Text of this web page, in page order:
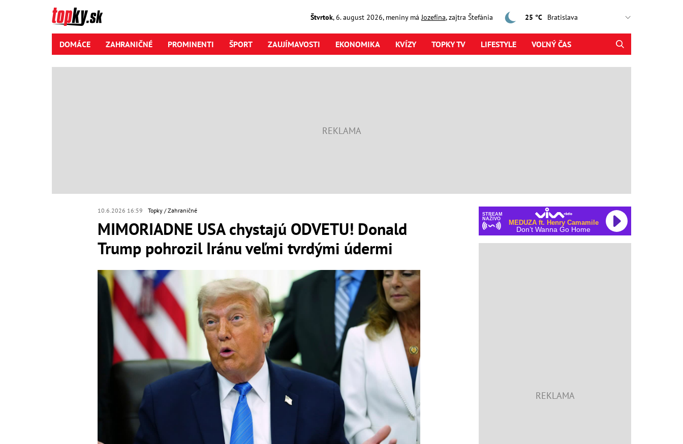
Štvrtok,6. august2026, meniny má Jozefína, zajtra Štefánia 25 °C
DOMÁCE ZAHRANIČNÉ PROMINENTI ŠPORT ZAUJÍMAVOSTI EKONOMIKA KVÍZY TOPKY TV LIFESTYLE VOĽNÝ ČAS
10.6.2026 16:59 Topky Zahraničné
MIMORIADNE USA chystajú ODVETU! Donald
Trump pohrozil Iránu veľmi tvrdými údermi
STREAM
NAŽIVO
MEDUZA ft. Henry Camamile
Don’t Wanna Go Home